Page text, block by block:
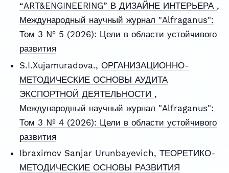
“ART&ENGINEERING” В ДИЗАЙНЕ ИНТЕРЬЕРА ,
Международный научный журнал "Alfraganus":
Том 3 № 5 (2026): Цели в области устойчивого
развития
S.I.Xujamuradova., ОРГАНИЗАЦИОННО-
МЕТОДИЧЕСКИЕ ОСНОВЫ АУДИТА
ЭКСПОРТНОЙ ДЕЯТЕЛЬНОСТИ ,
Международный научный журнал "Alfraganus":
Том 3 № 4 (2026): Цели в области устойчивого
развития
Ibraximov Sanjar Urunbayevich, ТЕОРЕТИКО-
МЕТОДИЧЕСКИЕ ОСНОВЫ РАЗВИТИЯ